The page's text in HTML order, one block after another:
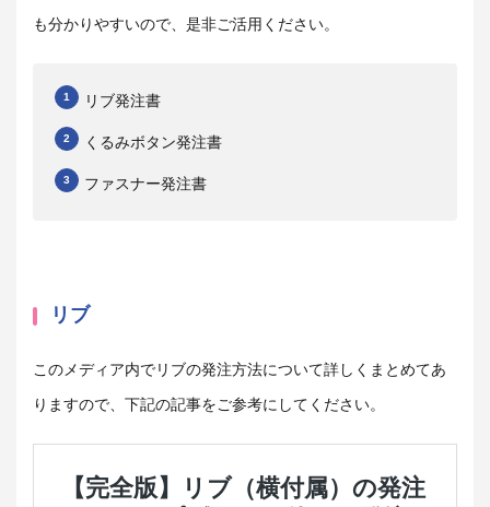
も分かりやすいので、是非ご活用ください。
リブ発注書
くるみボタン発注書
ファスナー発注書
リブ
このメディア内でリブの発注方法について詳しくまとめてあ
りますので、下記の記事をご参考にしてください。